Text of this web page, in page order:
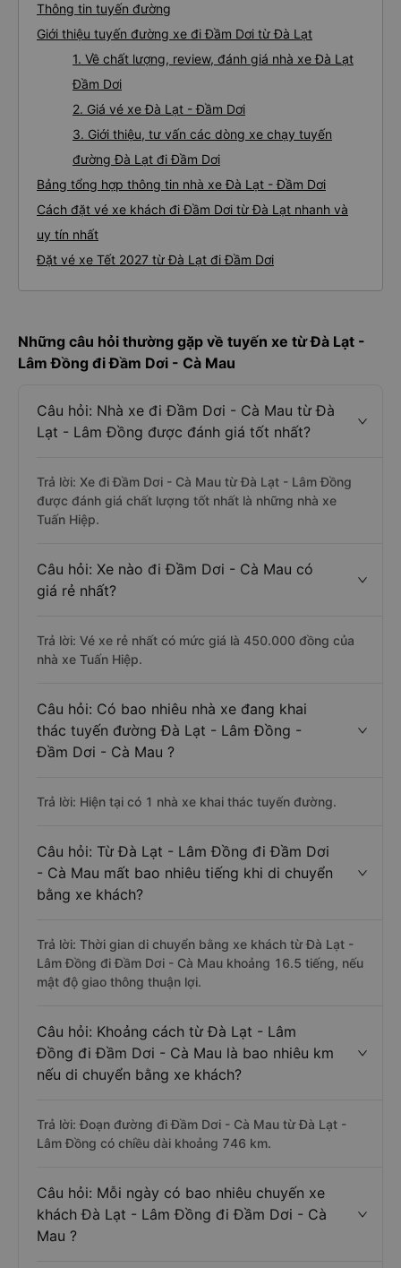
Thông tin tuyến đường
Giới thiệu tuyến đường xe đi Đầm Dơi từ Đà Lạt
1. Về chất lượng, review, đánh giá nhà xe Đà Lạt
Đầm Dơi
2. Giá vé xe Đà Lạt - Đầm Dơi
3. Giới thiệu, tư vấn các dòng xe chạy tuyến
đường Đà Lạt đi Đầm Dơi
Bảng tổng hợp thông tin nhà xe Đà Lạt - Đầm Dơi
Cách đặt vé xe khách đi Đầm Dơi từ Đà Lạt nhanh và
uy tín nhất
Đặt vé xe Tết 2027 từ Đà Lạt đi Đầm Dơi
Những câu hỏi thường gặp về tuyến xe từ Đà Lạt -
Lâm Đồng đi Đầm Dơi - Cà Mau
Câu hỏi: Nhà xe đi Đầm Dơi - Cà Mau từ Đà
Lạt - Lâm Đồng được đánh giá tốt nhất?
Trả lời: Xe đi Đầm Dơi - Cà Mau từ Đà Lạt - Lâm Đồng
được đánh giá chất lượng tốt nhất là những nhà xe
Tuấn Hiệp.
Câu hỏi: Xe nào đi Đầm Dơi - Cà Mau có
giá rẻ nhất?
Trả lời: Vé xe rẻ nhất có mức giá là 450.000 đồng của
nhà xe Tuấn Hiệp.
Câu hỏi: Có bao nhiêu nhà xe đang khai
thác tuyến đường Đà Lạt - Lâm Đồng -
Đầm Dơi - Cà Mau ?
Trả lời: Hiện tại có 1 nhà xe khai thác tuyến đường.
Câu hỏi: Từ Đà Lạt - Lâm Đồng đi Đầm Dơi
- Cà Mau mất bao nhiêu tiếng khi di chuyển
bằng xe khách?
Trả lời: Thời gian di chuyển bằng xe khách từ Đà Lạt -
Lâm Đồng đi Đầm Dơi - Cà Mau khoảng 16.5 tiếng, nếu
mật độ giao thông thuận lợi.
Câu hỏi: Khoảng cách từ Đà Lạt - Lâm
Đồng đi Đầm Dơi - Cà Mau là bao nhiêu km
nếu di chuyển bằng xe khách?
Trả lời: Đoạn đường đi Đầm Dơi - Cà Mau từ Đà Lạt -
Lâm Đồng có chiều dài khoảng 746 km.
Câu hỏi: Mỗi ngày có bao nhiêu chuyến xe
khách Đà Lạt - Lâm Đồng đi Đầm Dơi - Cà
Mau ?